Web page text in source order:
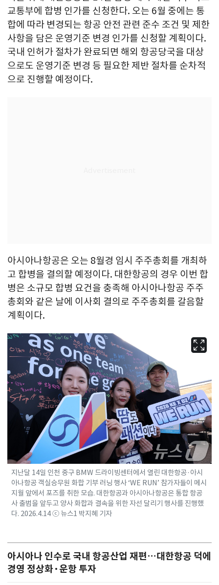
교통부에 합병 인가를 신청한다. 오는 6월 중에는 통
합에 따라 변경되는 항공 안전 관련 준수 조건 및 제한
사항을 담은 운영기준 변경 인가를 신청할 계획이다.
국내 인허가 절차가 완료되면 해외 항공당국을 대상
으로도 운영기준 변경 등 필요한 제반 절차를 순차적
으로 진행할 예정이다.
아시아나항공은 오는 8월경 임시 주주총회를 개최하
고 합병을 결의할 예정이다. 대한항공의 경우 이번 합
병은 소규모 합병 요건을 충족해 아시아나항공 주주
총회와 같은 날에 이사회 결의로 주주총회를 갈음할
계획이다.
지난달 14일 인천 중구 BMW 드라이빙센터에서 열린 대한항공·아시
아나항공 객실승무원 화합 기부 러닝 행사 ‘WE RUN’ 참가자들이 메시
지월 앞에서 포즈를 취한 모습. 대한항공과 아시아나항공은 통합 항공
사 출범을 앞두고 양사 화합과 결속을 위한 자선 달리기 행사를 진행했
다. 2026.4.14 ⓒ 뉴스1 박지혜 기자
아시아나 인수로 국내 항공산업 재편…대한항공 덕에
경영 정상화·운항 투자